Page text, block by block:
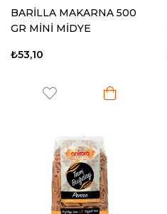
BARİLLA MAKARNA 500
GR MİNİ MİDYE
₺53,10